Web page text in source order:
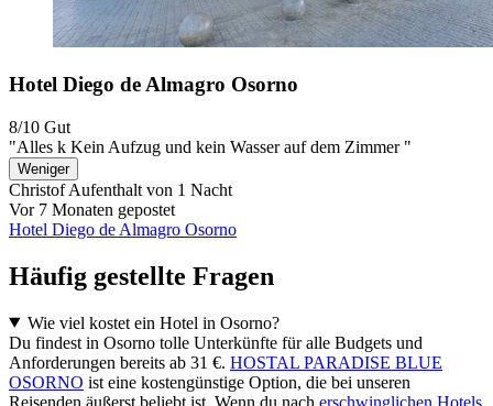
Hotel Diego de Almagro Osorno
8/10 Gut
"Alles k Kein Aufzug und kein Wasser auf dem Zimmer "
Weniger
ChristofAufenthalt von 1 Nacht
Vor 7 Monaten gepostet
Hotel Diego de Almagro Osorno
Häufig gestellte Fragen
Wie viel kostet ein Hotel in Osorno?
Du findest in Osorno tolle Unterkünfte für alle Budgets und
Anforderungen bereits ab 31 €. HOSTAL PARADISE BLUE
OSORNO ist eine kostengünstige Option, die bei unseren
Reisenden äußerst beliebt ist. Wenn du nach erschwinglichen Hotels